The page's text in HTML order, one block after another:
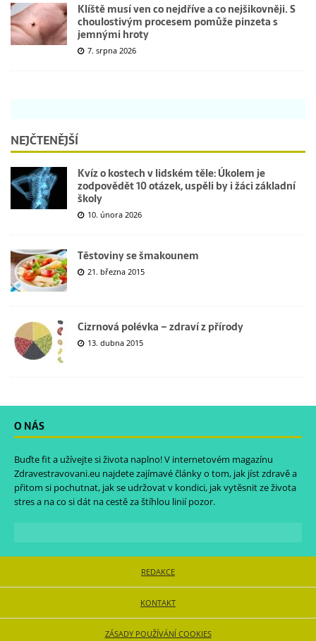
Klíště musí ven co nejdříve a co nejšikovněji. S
choulostivým procesem pomůže pinzeta s
jemnými hroty
7. srpna 2026
NEJČTENĚJŠÍ
Kvíz o kostech v lidském těle: Úkolem je
zodpovědět 10 otázek, uspěli by i žáci základní
školy
10. února 2026
Těstoviny se šmakounem
21. března 2015
Cizrnová polévka – zdraví z přírody
13. dubna 2015
O NÁS
Buďte fit a užívejte si života naplno! V internetovém magazínu
Zdravestravovani.eu najdete zajímavé články o tom, jak jíst zdravě a
přitom si pochutnat, jak se udržovat v kondici, jak vytěsnit ze života
stres a na co si dát na cestě za štíhlou linií pozor.
REDAKCE
KONTAKT
ZÁSADY POUŽÍVÁNÍ COOKIES